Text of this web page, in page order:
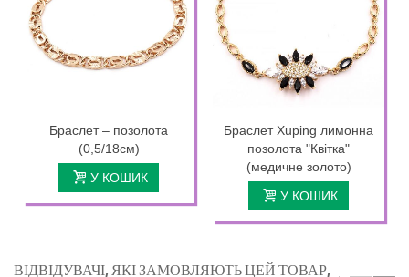
Браслет – позолота
(0,5/18см)
У КОШИК
Браслет Xuping лимонна
позолота "Квітка"
(медичне золото)
У КОШИК
ВІДВІДУВАЧІ, ЯКІ ЗАМОВЛЯЮТЬ ЦЕЙ ТОВАР,